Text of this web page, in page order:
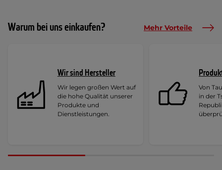
Warum bei uns einkaufen? Mehr Vorteile
Wir sind Hersteller
Wir legen großen Wert auf
die hohe Qualität unserer
Produkte und
Dienstleistungen.
Von
in der